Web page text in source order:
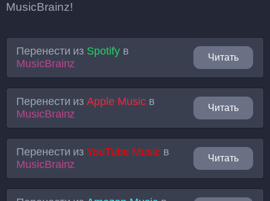
MusicBrainz!
Перенести из Spotifyв
MusicBrainz
Читать
Перенести изApple Musicв
MusicBrainz
Читать
Перенести изYouTube Musicв
MusicBrainz
Читать